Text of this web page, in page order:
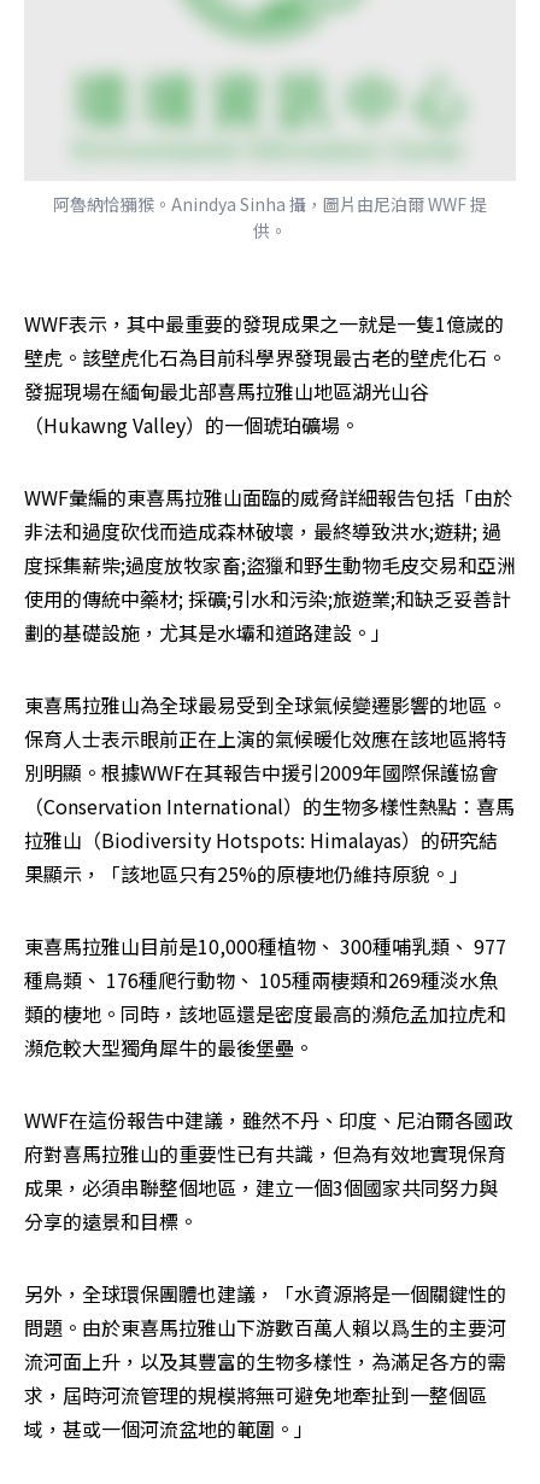
阿魯納恰獼猴。Anindya Sinha 攝，圖片由尼泊爾 WWF 提
供。
WWF表示，其中最重要的發現成果之一就是一隻1億嵗的
壁虎。該壁虎化石為目前科學界發現最古老的壁虎化石。
發掘現場在緬甸最北部喜馬拉雅山地區湖光山谷
（Hukawng Valley）的一個琥珀礦場。
WWF彙編的東喜馬拉雅山面臨的威脅詳細報告包括「由於
非法和過度砍伐而造成森林破壞，最終導致洪水;遊耕; 過
度採集薪柴;過度放牧家畜;盜獵和野生動物毛皮交易和亞洲
使用的傳統中藥材; 採礦;引水和污染;旅遊業;和缺乏妥善計
劃的基礎設施，尤其是水壩和道路建設。」
東喜馬拉雅山為全球最易受到全球氣候變遷影響的地區。
保育人士表示眼前正在上演的氣候暖化效應在該地區將特
別明顯。根據WWF在其報告中援引2009年國際保護協會
（Conservation International）的生物多樣性熱點：喜馬
拉雅山（Biodiversity Hotspots: Himalayas）的研究結
果顯示，「該地區只有25%的原棲地仍維持原貌。」
東喜馬拉雅山目前是10,000種植物、 300種哺乳類、 977
種鳥類、 176種爬行動物、 105種兩棲類和269種淡水魚
類的棲地。同時，該地區還是密度最高的瀕危孟加拉虎和
瀕危較大型獨角犀牛的最後堡壘。
WWF在這份報告中建議，雖然不丹、印度、尼泊爾各國政
府對喜馬拉雅山的重要性已有共識，但為有效地實現保育
成果，必須串聯整個地區，建立一個3個國家共同努力與
分享的遠景和目標。
另外，全球環保團體也建議，「水資源將是一個關鍵性的
問題。由於東喜馬拉雅山下游數百萬人賴以爲生的主要河
流河面上升，以及其豐富的生物多樣性，為滿足各方的需
求，屆時河流管理的規模將無可避免地牽扯到一整個區
域，甚或一個河流盆地的範圍。」